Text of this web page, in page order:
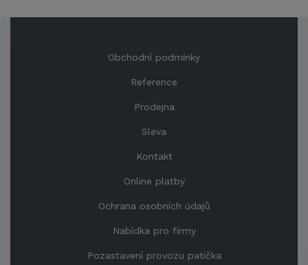
Obchodní podmínky
Reference
Prodejna
Sleva
Kontakt
Online platby
Ochrana osobních údajů
Nabídka pro firmy
Pozastavení provozu patička